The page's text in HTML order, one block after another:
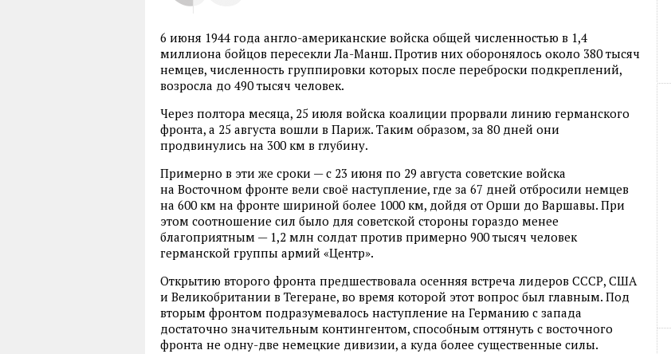
6 июня 1944 года англо-американские войска общей численностью в 1,4
миллиона бойцов пересекли Ла-Манш. Против них оборонялось около 380 тысяч
немцев, численность группировки которых после переброски подкреплений,
возросла до 490 тысяч человек.
Через полтора месяца, 25 июля войска коалиции прорвали линию германского
фронта, а 25 августа вошли в Париж. Таким образом, за 80 дней они
продвинулись на 300 км в глубину.
Примерно в эти же сроки — с 23 июня по 29 августа советские войска
на Восточном фронте вели своё наступление, где за 67 дней отбросили немцев
на 600 км на фронте шириной более 1000 км, дойдя от Орши до Варшавы. При
этом соотношение сил было для советской стороны гораздо менее
благоприятным — 1,2 млн солдат против примерно 900 тысяч человек
германской группы армий «Центр».
Открытию второго фронта предшествовала осенняя встреча лидеров СССР, США
и Великобритании в Тегеране, во время которой этот вопрос был главным. Под
вторым фронтом подразумевалось наступление на Германию с запада
достаточно значительным контингентом, способным оттянуть с восточного
фронта не одну-две немецкие дивизии, а куда более существенные силы.